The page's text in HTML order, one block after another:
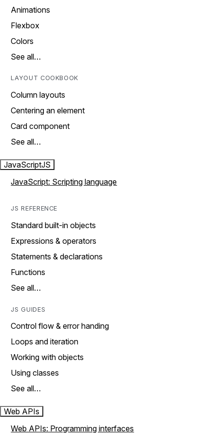
Animations
Flexbox
Colors
See all…
LAYOUT COOKBOOK
Column layouts
Centering an element
Card component
See all…
JavaScriptJS
JavaScript: Scripting language
JS REFERENCE
Standard built-in objects
Expressions & operators
Statements & declarations
Functions
See all…
JS GUIDES
Control flow & error handing
Loops and iteration
Working with objects
Using classes
See all…
Web APIs
Web APIs: Programming interfaces